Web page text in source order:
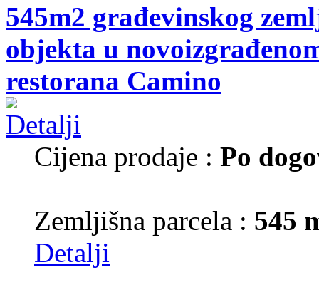
545m2 građevinskog
objekta u
restorana Camino
Cijena prodaje : Po
Zemljišna parcela : 545
Detalji